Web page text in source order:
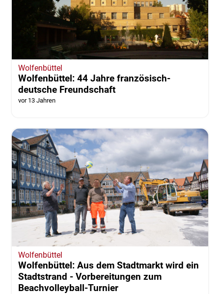
Wolfenbüttel
Wolfenbüttel: 44 Jahre französisch-
deutsche Freundschaft
vor 13 Jahren
Wolfenbüttel
Wolfenbüttel: Aus dem Stadtmarkt wird ein
Stadtstrand - Vorbereitungen zum
Beachvolleyball-Turnier